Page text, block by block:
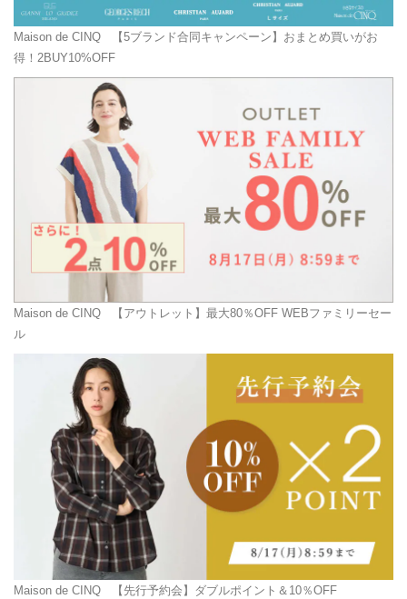
Maison de CINQ 【5ブランド合同キャンペーン】おまとめ買いがお
得！2BUY10%OFF
Maison de CINQ 【アウトレット】最大80％OFF WEBファミリーセー
ル
Maison de CINQ 【先行予約会】ダブルポイント＆10％OFF